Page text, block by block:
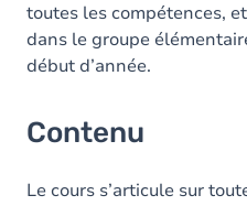
toutes les compétences,
dans le groupe
début d’année.
Contenu
Le cours s’articule sur